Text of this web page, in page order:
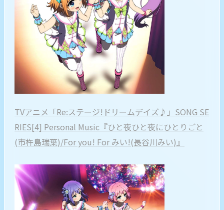
TVアニメ「Re:ステージ!ドリームデイズ♪」SONG SE
RIES[4] Personal Music『ひと夜ひと夜にひとりごと
(市杵島瑞葉)/For you! For みい!(長谷川みい)』